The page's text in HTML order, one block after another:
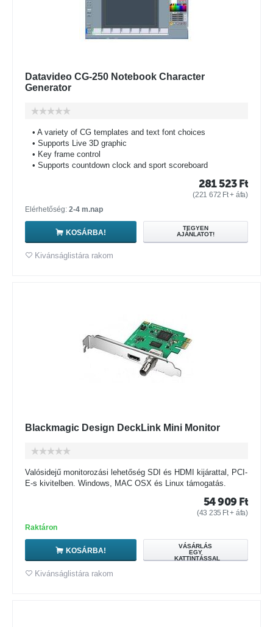
Datavideo CG-250 Notebook Character
Generator
• A variety of CG templates and text font choices
• Supports Live 3D graphic
• Key frame control
• Supports countdown clock and sport scoreboard
281 523 Ft
(221 672 Ft+ áfa)
Elérhetőség: 2-4 m.nap
KOSÁRBA!
TEGYEN
AJÁNLATOT!
Kivánságlistára rakom
Blackmagic Design DeckLink Mini Monitor
Valósidejű monitorozási lehetőség SDI és HDMI kijárattal, PCI-
E-s kivitelben. Windows, MAC OSX és Linux támogatás.
54 909 Ft
(43 235 Ft+ áfa)
Raktáron
KOSÁRBA!
VÁSÁRLÁS
EGY
KATTINTÁSSAL
Kivánságlistára rakom